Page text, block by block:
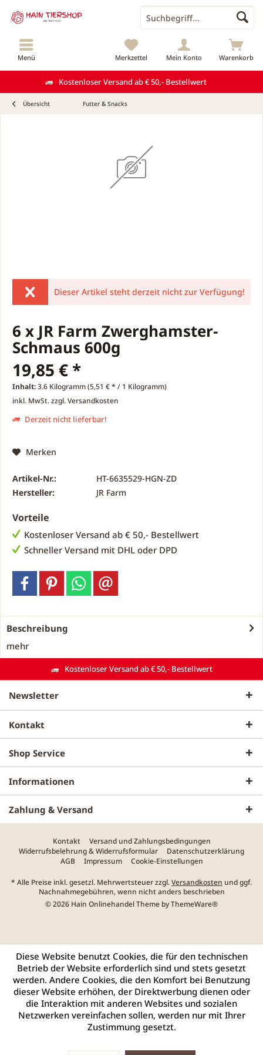
Kostenloser Versand ab € 50,- Bestellwert
Menü Warenkorb
Merkzettel Mein Konto
Übersicht Futter & Snacks
Dieser Artikel steht derzeit nicht zur Verfügung!
6 x JR Farm Zwerghamster-
Schmaus 600g
19,85 € *
Inhalt:3.6 Kilogramm (5,51 € * / 1 Kilogramm)
inkl. MwSt.zzgl. Versandkosten
Derzeit nicht lieferbar!
Merken
Artikel-Nr.:
HT-6635529-HGN-ZD
Hersteller:
JR Farm
Vorteile
Kostenloser Versand ab € 50,- Bestellwert
Schneller Versand mit DHL oder DPD
Beschreibung
mehr
Kostenloser Versand ab € 50,- Bestellwert
Newsletter
Kontakt
Shop Service
Informationen
Zahlung & Versand
Kontakt
Versand und Zahlungsbedingungen
Widerrufsbelehrung & Widerrufsformular
Datenschutzerklärung
AGB
Impressum Cookie-Einstellungen
* Alle Preise inkl. gesetzl. Mehrwertsteuer zzgl.Versandkosten und ggf.
Nachnahmegebühren, wenn nicht anders beschrieben
© 2026 Hain Onlinehandel Theme byThemeWare®
Diese Website benutzt Cookies, die für den technischen
Betrieb der Website erforderlich sind und stets gesetzt
werden. Andere Cookies, die den Komfort bei Benutzung
dieser Website erhöhen, der Direktwerbung dienen oder
die Interaktion mit anderen Websites und sozialen
Netzwerken vereinfachen sollen, werden nur mit Ihrer
Zustimmung gesetzt.